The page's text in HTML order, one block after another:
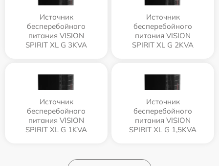
Источник
бесперебойного
питания VISION
SPIRIT XL G 3KVA
Источник
бесперебойного
питания VISION
SPIRIT XL G 2KVA
Источник
бесперебойного
питания VISION
SPIRIT XL G 1KVA
Источник
бесперебойного
питания VISION
SPIRIT XL G 1,5KVA